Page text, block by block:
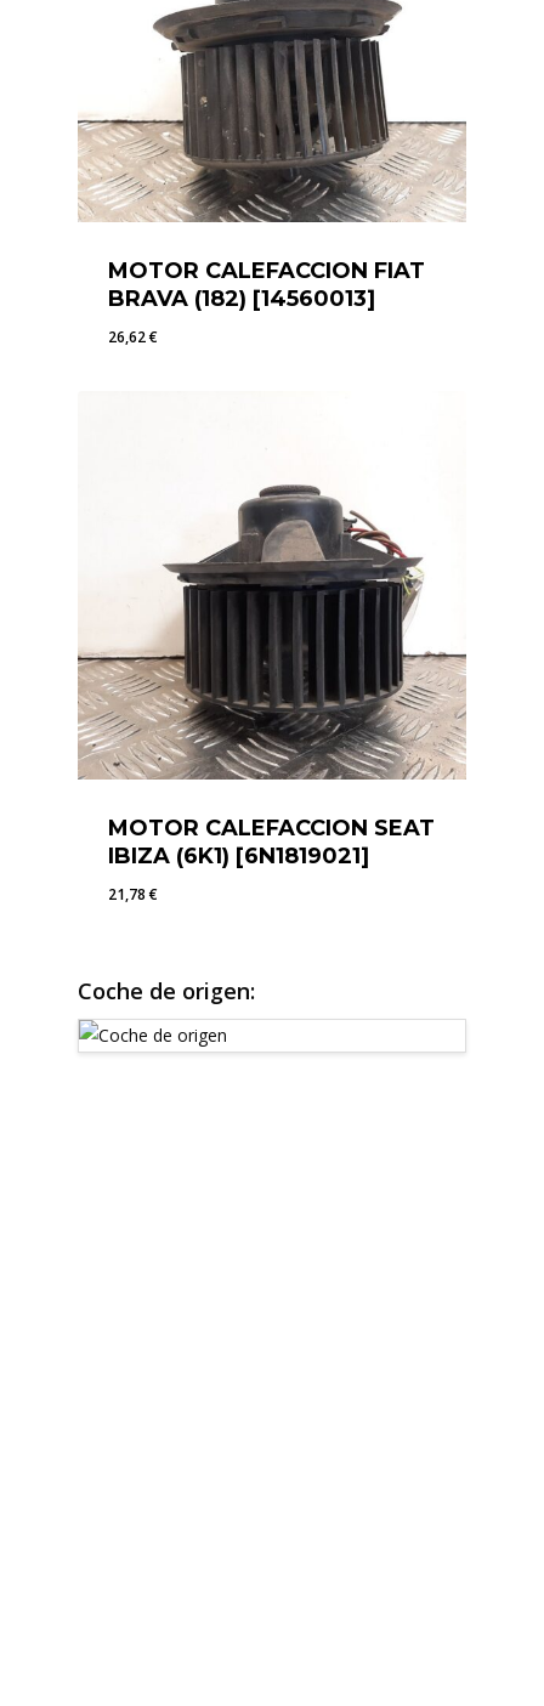
MOTOR CALEFACCION FIAT
BRAVA (182) [14560013]
26,62€
MOTOR CALEFACCION SEAT
IBIZA (6K1) [6N1819021]
21,78€
Coche de origen: